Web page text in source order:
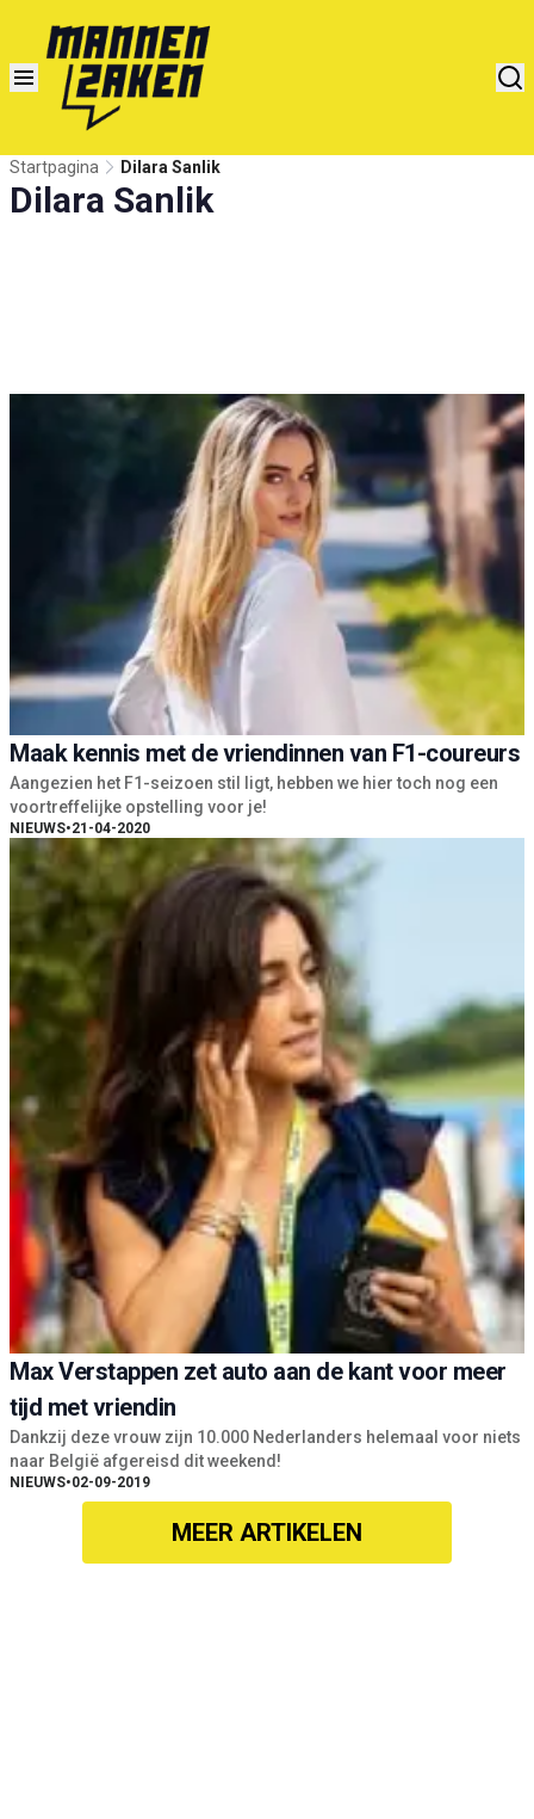
Startpagina Dilara Sanlik
Dilara Sanlik
Maak kennis met de vriendinnen van F1-coureurs
Aangezien het F1-seizoen stil ligt, hebben we hier toch nog een
voortreffelijke opstelling voor je!
NIEUWS•21-04-2020
Max Verstappen zet auto aan de kant voor meer
tijd met vriendin
Dankzij deze vrouw zijn 10.000 Nederlanders helemaal voor niets
naar België afgereisd dit weekend!
NIEUWS•02-09-2019
MEER ARTIKELEN